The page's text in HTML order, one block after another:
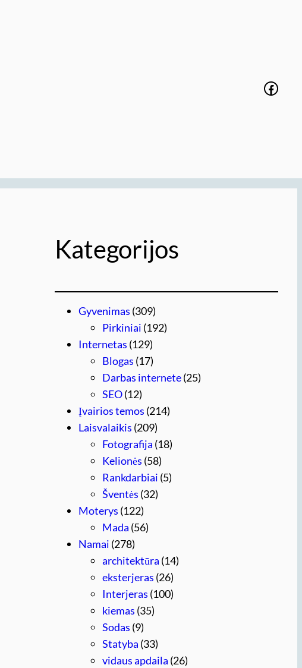
Kategorijos
Gyvenimas (309)
Pirkiniai (192)
Internetas (129)
Blogas (17)
Darbas internete(25)
SEO(12)
Įvairios temos (214)
Laisvalaikis (209)
Fotografija (18)
Kelionės (58)
Rankdarbiai (5)
Šventės (32)
Moterys (122)
Mada (56)
Namai (278)
architektūra (14)
eksterjeras (26)
Interjeras (100)
kiemas (35)
Sodas (9)
Statyba (33)
vidaus apdaila (26)